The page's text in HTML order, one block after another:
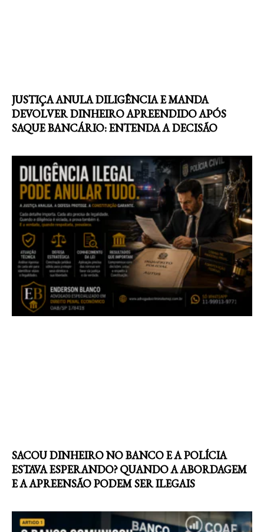
JUSTIÇA ANULA DILIGÊNCIA E MANDA
DEVOLVER DINHEIRO APREENDIDO APÓS
SAQUE BANCÁRIO: ENTENDA A DECISÃO
SACOU DINHEIRO NO BANCO E A POLÍCIA
ESTAVA ESPERANDO? QUANDO A ABORDAGEM
E A APREENSÃO PODEM SER ILEGAIS